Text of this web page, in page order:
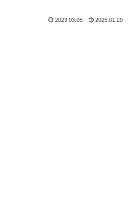
2023.03.05 2025.01.29